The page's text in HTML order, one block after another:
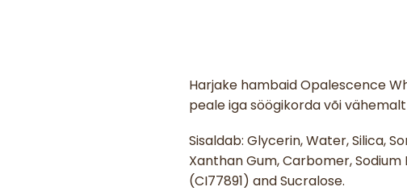
Harjake hambaid Opalescence
peale iga söögikorda või
Sisaldab: Glycerin, Water, Silica,
Xanthan Gum, Carbomer, Sodium
(CI77891) and Sucralose.